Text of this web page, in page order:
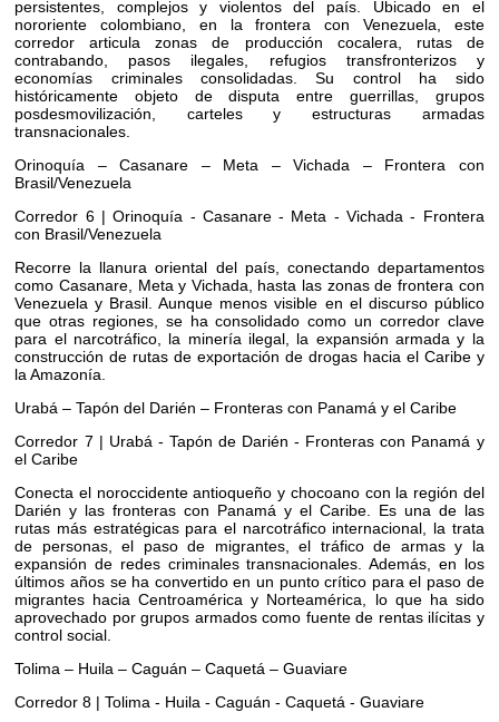
persistentes, complejos y violentos del país. Ubicado en el
nororiente colombiano, en la frontera con Venezuela, este
corredor articula zonas de producción cocalera, rutas de
contrabando, pasos ilegales, refugios transfronterizos y
economías criminales consolidadas. Su control ha sido
históricamente objeto de disputa entre guerrillas, grupos
posdesmovilización, carteles y estructuras armadas
transnacionales.
Orinoquía – Casanare – Meta – Vichada – Frontera con
Brasil/Venezuela
Corredor 6 | Orinoquía - Casanare - Meta - Vichada - Frontera
con Brasil/Venezuela
Recorre la llanura oriental del país, conectando departamentos
como Casanare, Meta y Vichada, hasta las zonas de frontera con
Venezuela y Brasil. Aunque menos visible en el discurso público
que otras regiones, se ha consolidado como un corredor clave
para el narcotráfico, la minería ilegal, la expansión armada y la
construcción de rutas de exportación de drogas hacia el Caribe y
la Amazonía.
Urabá – Tapón del Darién – Fronteras con Panamá y el Caribe
Corredor 7 | Urabá - Tapón de Darién - Fronteras con Panamá y
el Caribe
Conecta el noroccidente antioqueño y chocoano con la región del
Darién y las fronteras con Panamá y el Caribe. Es una de las
rutas más estratégicas para el narcotráfico internacional, la trata
de personas, el paso de migrantes, el tráfico de armas y la
expansión de redes criminales transnacionales. Además, en los
últimos años se ha convertido en un punto crítico para el paso de
migrantes hacia Centroamérica y Norteamérica, lo que ha sido
aprovechado por grupos armados como fuente de rentas ilícitas y
control social.
Tolima – Huila – Caguán – Caquetá – Guaviare
Corredor 8 | Tolima - Huila - Caguán - Caquetá - Guaviare